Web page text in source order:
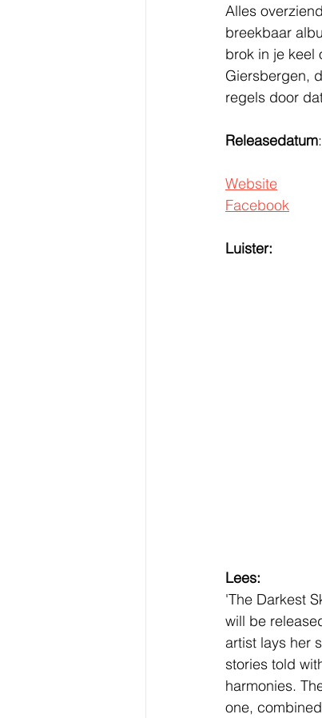
Alles
breekbaar
brok in je keel
Giersbergen,
regels door
Releasedatum
Website
Facebook
Luister:
Lees:
'The Darkest
will be
artist lays her
stories told
harmonies.
one,